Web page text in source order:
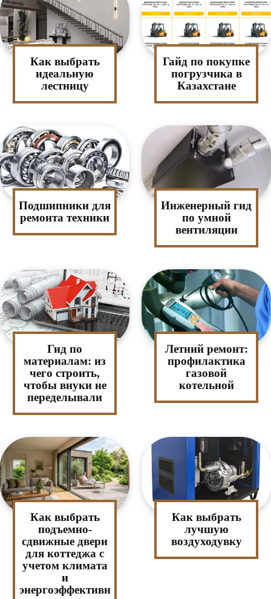
Как выбрать
идеальную
лестницу
Гайд по покупке
погрузчика в
Казахстане
Подшипники для
ремонта техники
Инженерный гид
по умной
вентиляции
Гид по
материалам: из
чего строить,
чтобы внуки не
переделывали
Летний ремонт:
профилактика
газовой
котельной
Как выбрать
подъемно-
сдвижные двери
для коттеджа с
учетом климата
и
энергоэффективн
Как выбрать
лучшую
воздуходувку